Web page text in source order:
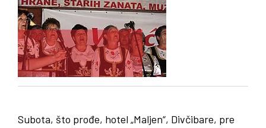
Subota, što prođe, hotel „Maljen“, Divčibare, pre